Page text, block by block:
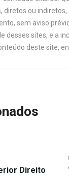
diretos ou
sem aviso
desses sites, e a
deste site,
Direito